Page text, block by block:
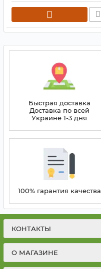
Быстрая доставка
Доставка по всей
Украине 1-3 дня
100% гарантия качества
КОНТАКТЫ
О МАГАЗИНЕ